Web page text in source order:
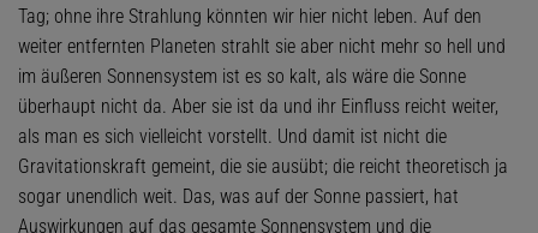
Tag; ohne ihre Strahlung könnten wir hier nicht leben. Auf den
weiter entfernten Planeten strahlt sie aber nicht mehr so hell und
im äußeren Sonnensystem ist es so kalt, als wäre die Sonne
überhaupt nicht da. Aber sie ist da und ihr Einfluss reicht weiter,
als man es sich vielleicht vorstellt. Und damit ist nicht die
Gravitationskraft gemeint, die sie ausübt; die reicht theoretisch ja
sogar unendlich weit. Das, was auf der Sonne passiert, hat
Auswirkungen auf das gesamte Sonnensystem und die